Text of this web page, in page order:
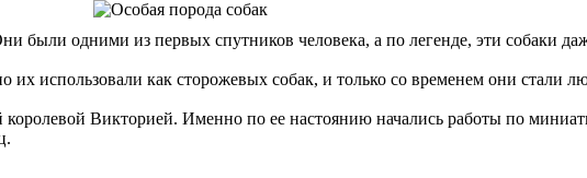
были одними из первых спутников человека, а по легенде, эти собаки
использовали как сторожевых собак, и только со временем они стали
Викторией. Именно по ее настоянию начались работы по